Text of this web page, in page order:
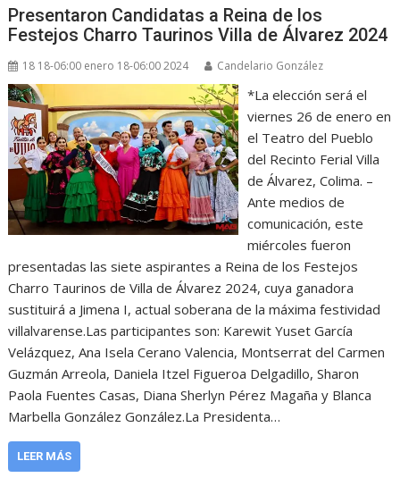
Presentaron Candidatas a Reina de los
Festejos Charro Taurinos Villa de Álvarez 2024
18 18-06:00 enero 18-06:00 2024 Candelario González
*La elección será el
viernes 26 de enero en
el Teatro del Pueblo
del Recinto Ferial Villa
de Álvarez, Colima. –
Ante medios de
comunicación, este
miércoles fueron
presentadas las siete aspirantes a Reina de los Festejos
Charro Taurinos de Villa de Álvarez 2024, cuya ganadora
sustituirá a Jimena I, actual soberana de la máxima festividad
villalvarense.Las participantes son: Karewit Yuset García
Velázquez, Ana Isela Cerano Valencia, Montserrat del Carmen
Guzmán Arreola, Daniela Itzel Figueroa Delgadillo, Sharon
Paola Fuentes Casas, Diana Sherlyn Pérez Magaña y Blanca
Marbella González González.La Presidenta…
LEER MÁS